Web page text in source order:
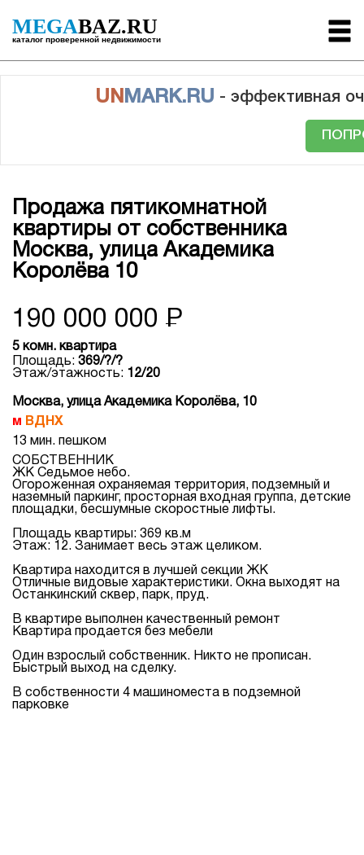
MEGABAZ.RU
каталог проверенной недвижимости
UN MARK.RU - эффективная
Продажа пятикомнатной
квартиры от собственника
Москва, улица Академика
Королёва 10
190 000 000 Р
5 комн. квартира
Площадь: 369/?/?
Этаж/этажность: 12/20
Москва, улица Академика Королёва, 10
ВДНХ
13 мин. пешком
СОБСТВЕННИК
ЖК Седьмое небо.
Огороженная охраняемая территория, подземный и
наземный паркинг, просторная входная группа, детские
площадки, бесшумные скоростные лифты.
Площадь квартиры: 369 кв.м
Этаж: 12. Занимает весь этаж целиком.
Квартира находится в лучшей секции ЖК
Отличные видовые характеристики. Окна выходят на
Останкинский сквер, парк, пруд.
В квартире выполнен качественный ремонт
Квартира продается без мебели
Один взрослый собственник. Никто не прописан.
Быстрый выход на сделку.
В собственности 4 машиноместа в подземной
парковке